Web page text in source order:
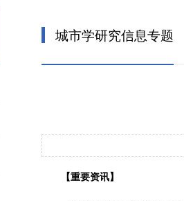
城市学研究信息专题
【重要资讯】